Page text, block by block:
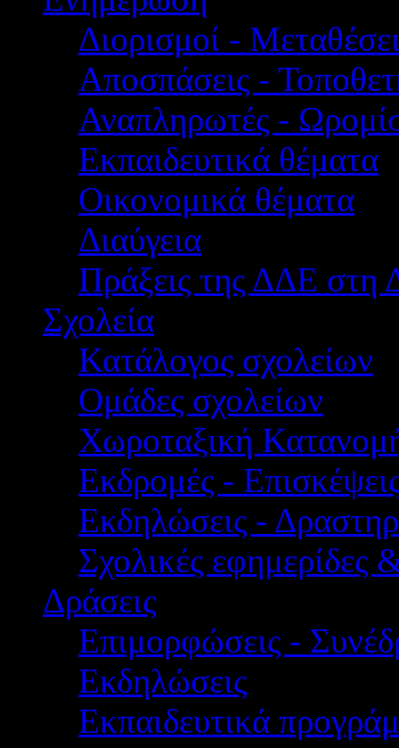
Διορισμοί -
Αποσπάσεις -
Αναπληρωτές -
Εκπαιδευτικά θέματα
Οικονομικά θέματα
Διαύγεια
Πράξεις της ΔΔΕ στη
Σχολεία
Κατάλογος σχολείων
Ομάδες σχολείων
Χωροταξική
Εκδρομές -
Εκδηλώσεις -
Σχολικές εφημερίδες
Δράσεις
Επιμορφώσεις -
Εκδηλώσεις
Εκπαιδευτικά